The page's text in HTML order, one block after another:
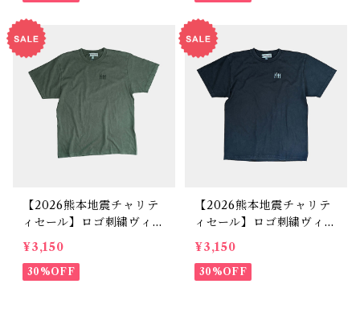
【2026熊本地震チャリテ
ィセール】ロゴ刺繍ヴィン
テージテイストTシャツ
カーキ
¥3,150
30%OFF
【2026熊本地震チャリテ
ィセール】ロゴ刺繍ヴィン
テージテイストTシャツ
ブラック
¥3,150
30%OFF